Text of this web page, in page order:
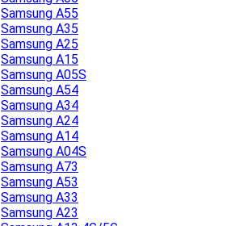
Samsung A55
Samsung A35
Samsung A25
Samsung A15
Samsung A05S
Samsung A54
Samsung A34
Samsung A24
Samsung A14
Samsung A04S
Samsung A73
Samsung A53
Samsung A33
Samsung A23